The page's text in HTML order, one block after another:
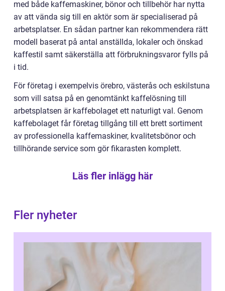
med både kaffemaskiner, bönor och tillbehör har nytta
av att vända sig till en aktör som är specialiserad på
arbetsplatser. En sådan partner kan rekommendera rätt
modell baserat på antal anställda, lokaler och önskad
kaffestil samt säkerställa att förbrukningsvaror fylls på
i tid.
För företag i exempelvis örebro, västerås och eskilstuna
som vill satsa på en genomtänkt kaffelösning till
arbetsplatsen är kaffebolaget ett naturligt val. Genom
kaffebolaget får företag tillgång till ett brett sortiment
av professionella kaffemaskiner, kvalitetsbönor och
tillhörande service som gör fikarasten komplett.
Läs fler inlägg här
Fler nyheter